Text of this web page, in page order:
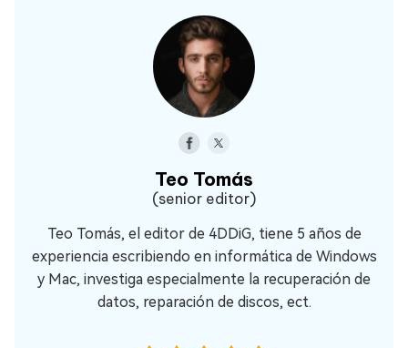
Teo Tomás
(senior editor)
Teo Tomás, el editor de 4DDiG, tiene 5 años de
experiencia escribiendo en informática de Windows
y Mac, investiga especialmente la recuperación de
datos, reparación de discos, ect.